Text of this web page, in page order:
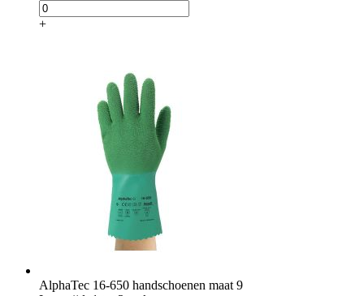
+
AlphaTec 16-650 handschoenen maat 9